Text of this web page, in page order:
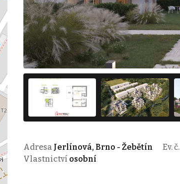
Adresa Jerlínová, Brno - Žebětín Ev. č.
Vlastnictví osobní